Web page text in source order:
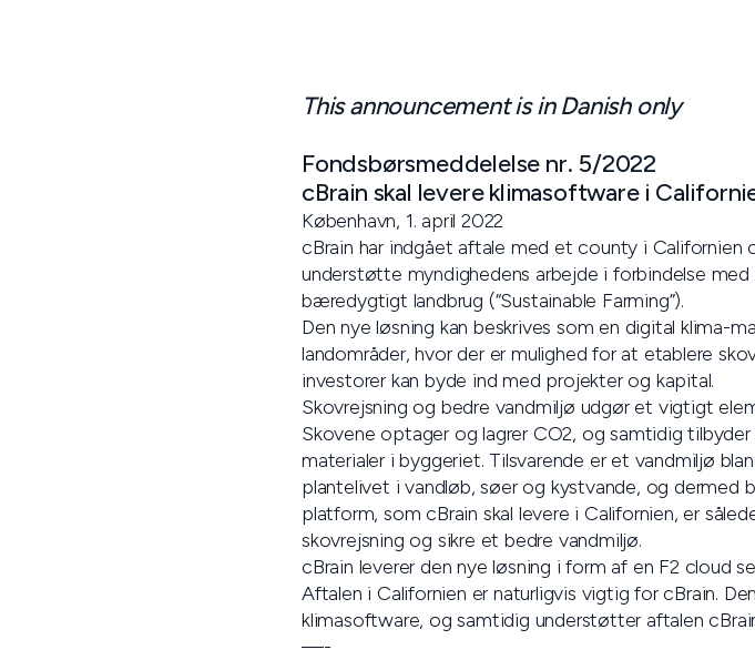
This announcement is in Danish only
Fondsbørsmeddelelse nr. 5/2022
cBrain skal levere klimasoftware i
København, 1. april 2022
cBrain har indgået aftale med et county i Californien
understøtte myndighedens arbejde i forbindelse med
bæredygtigt landbrug (“Sustainable Farming”).
Den nye løsning kan beskrives som en digital klima-
landområder, hvor der er mulighed for at etablere
investorer kan byde ind med projekter og kapital.
Skovrejsning og bedre vandmiljø udgør et vigtigt
Skovene optager og lagrer CO2, og samtidig
materialer i byggeriet. Tilsvarende er et vandmiljø
plantelivet i vandløb, søer og kystvande, og dermed
platform, som cBrain skal levere i Californien, er
skovrejsning og sikre et bedre vandmiljø.
cBrain leverer den nye løsning i form af en F2 cloud
Aftalen i Californien er naturligvis vigtig for cBrain.
klimasoftware, og samtidig understøtter aftalen
—-